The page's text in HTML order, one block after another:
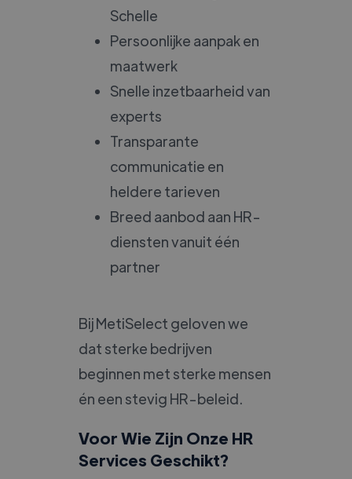
Schelle
Persoonlijke aanpak en
maatwerk
Snelle inzetbaarheid van
experts
Transparante
communicatie en
heldere tarieven
Breed aanbod aan HR-
diensten vanuit één
partner
Bij MetiSelect geloven we
dat sterke bedrijven
beginnen met sterke mensen
én een stevig HR-beleid.
Voor Wie Zijn Onze HR
Services Geschikt?